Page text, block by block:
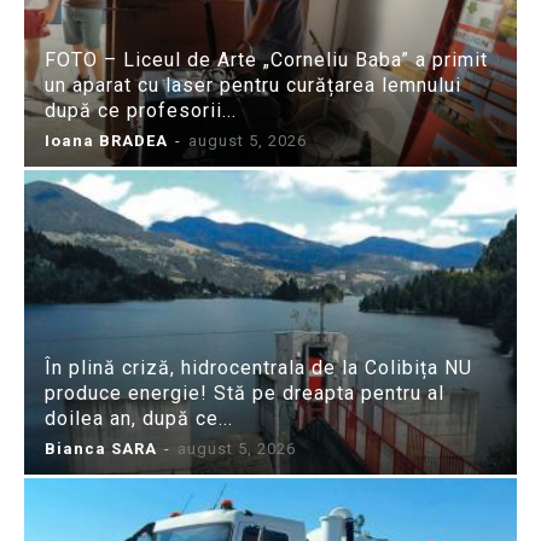
FOTO – Liceul de Arte „Corneliu Baba” a primit
un aparat cu laser pentru curățarea lemnului
după ce profesorii...
Ioana BRADEA - august 5, 2026
În plină criză, hidrocentrala de la Colibița NU
produce energie! Stă pe dreapta pentru al
doilea an, după ce...
Bianca SARA - august 5, 2026